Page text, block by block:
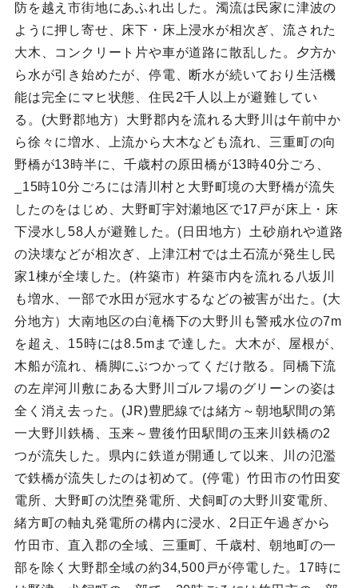
防を越え市街地にあふれ出した。濁流は民家に津波の
ように押し寄せ、床下・床上浸水が相次ぎ、流された
大木、コンクリート片や車が道路に散乱した。夕方か
ら水が引き始めたが、停電、断水が続いており生活機
能は完全にマヒ状態、住民2千人以上が避難してい
る。(大野郡地方）大野郡内を流れる大野川は午前中か
ら徐々に増水、上流から大木なども流れ、三重町の向
野橋が13時半に、千歳村の原田橋が13時40分ごろ、
_15時10分ごろには清川村と大野町境の大野橋が流失
したのをはじめ、大野町宇対瀬地区で17戸が床上・床
下浸水し58人が避難した。(日田地方）土砂崩れや道路
の決壊などが相次ぎ、上津江村では土石流が発生し民
家1棟が全壊した。(杵築市）杵築市内を流れる八坂川
も増水、一部で水田が冠水するなどの被害が出た。(大
分地方）大南地区の白滝橋下の大野川も警戒水位の7m
を超え、15時には8.5mまで達した。大木が、屋根が、
木船が流れ、橋脚にぶつかってくだけ散る。同橋下流
の左岸河川敷にある大野川ゴルフ場のグリーンの姿は
全く消え去った。(JR)豊肥線では緒方～朝地駅間の第
一大野川鉄橋、玉来～豊後竹田駅間の玉来川鉄橋の2
つが流失した。県内に鉄道が開通して以来、川の氾濫
で鉄橋が流失したのは初めて。(停電）竹田市の竹田変
電所、大野町の沈堕発電所、犬飼町の大野川変電所、
緒方町の軸丸発電所の構内に浸水、2日正午過ぎから
竹田市、直入郡の全域、三重町、千歳村、朝地町の一
部を除く大野郡全域の約34,500戸が停電した。17時に